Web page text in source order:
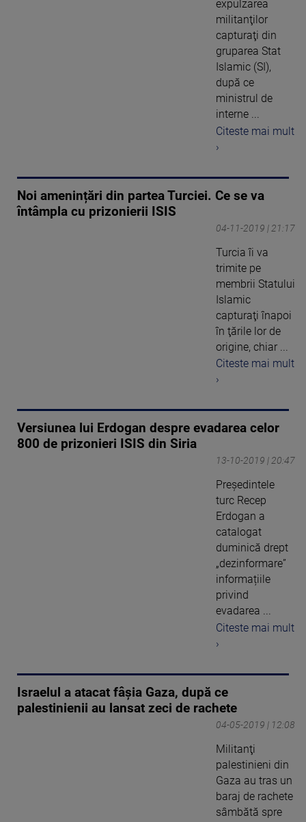
expulzarea
militanţilor
capturaţi din
gruparea Stat
Islamic (SI),
după ce
ministrul de
interne ...
Citeste mai mult
›
Noi amenințări din partea Turciei. Ce se va
întâmpla cu prizonierii ISIS
04-11-2019 | 21:17
Turcia îi va
trimite pe
membrii Statului
Islamic
capturaţi înapoi
în ţările lor de
origine, chiar ...
Citeste mai mult
›
Versiunea lui Erdogan despre evadarea celor
800 de prizonieri ISIS din Siria
13-10-2019 | 20:47
Preşedintele
turc Recep
Erdogan a
catalogat
duminică drept
„dezinformare”
informațiile
privind
evadarea ...
Citeste mai mult
›
Israelul a atacat fâşia Gaza, după ce
palestinienii au lansat zeci de rachete
04-05-2019 | 12:08
Militanţi
palestinieni din
Gaza au tras un
baraj de rachete
sâmbătă spre